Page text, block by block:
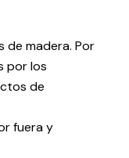
de madera. Por
por los
de
fuera y